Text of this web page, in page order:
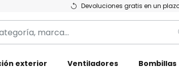
Devoluciones gratis en un
exterior Ventiladores Bombillas